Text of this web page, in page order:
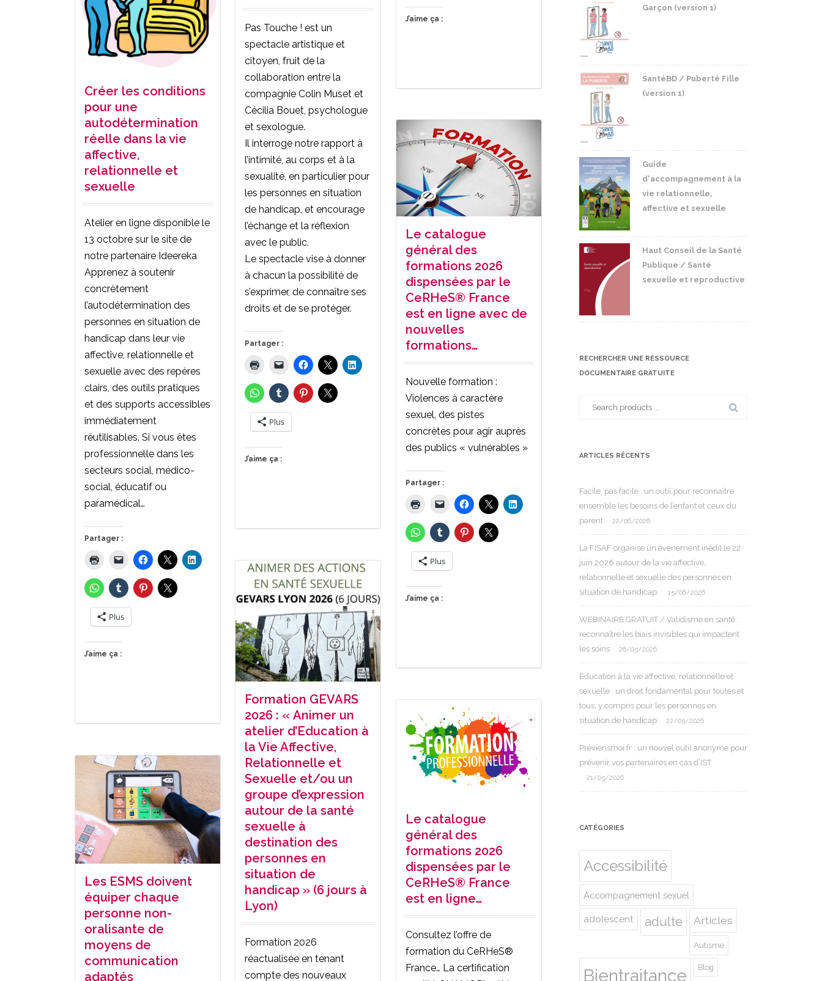
J’aime ça :
Pas Touche ! est un
spectacle artistique et
citoyen, fruit de la
collaboration entre la
compagnie Colin Muset et
Cécilia Bouet, psychologue
et sexologue.
Il interroge notre rapport à
l’intimité, au corps et à la
sexualité, en particulier pour
les personnes en situation
de handicap, et encourage
l’échange et la réflexion
avec le public.
Le spectacle vise à donner
à chacun la possibilité de
s’exprimer, de connaître ses
droits et de se protéger.
Partager :
Plus
J’aime ça :
Créer les conditions
pour une
autodétermination
réelle dans la vie
affective,
relationnelle et
sexuelle
Atelier en ligne disponible le
13 octobre sur le site de
notre partenaire Ideereka
Apprenez à soutenir
concrètement
l’autodétermination des
personnes en situation de
handicap dans leur vie
affective, relationnelle et
sexuelle avec des repères
clairs, des outils pratiques
et des supports accessibles
immédiatement
réutilisables. Si vous êtes
professionnel·le dans les
secteurs social, médico-
social, éducatif ou
paramédical…
Partager :
Plus
J’aime ça :
Le catalogue
général des
formations 2026
dispensées par le
CeRHeS® France
est en ligne avec de
nouvelles
formations…
Nouvelle formation :
Violences à caractère
sexuel, des pistes
concrètes pour agir auprès
des publics « vulnérables »
Partager :
Plus
J’aime ça :
Formation GEVARS
2026 : « Animer un
atelier d’Education à
la Vie Affective,
Relationnelle et
Sexuelle et/ou un
groupe d’expression
autour de la santé
sexuelle à
destination des
personnes en
situation de
handicap » (6 jours à
Lyon)
Formation 2026
réactualisée en tenant
compte des nouveaux
Le catalogue
général des
formations 2026
dispensées par le
CeRHeS® France
est en ligne…
Consultez l’offre de
formation du CeRHeS®
France… La certification
Les ESMS doivent
équiper chaque
personne non-
oralisante de
moyens de
communication
adaptés
Garçon (version 1)
SantéBD / Puberté Fille
(version 1)
Guide
d'accompagnement à la
vie relationnelle,
affective et sexuelle
Haut Conseil de la Santé
Publique / Santé
sexuelle et reproductive
RECHERCHER UNE RESSOURCE
DOCUMENTAIRE GRATUITE
ARTICLES RÉCENTS
Facile, pas facile : un outil pour reconnaître
ensemble les besoins de l’enfant et ceux du
parent
22/06/2026
La FISAF organise un événement inédit le 22
juin 2026 autour de la vie affective,
relationnelle et sexuelle des personnes en
situation de handicap.
15/06/2026
WEBINAIRE GRATUIT / Validisme en santé :
reconnaître les biais invisibles qui impactent
les soins
26/05/2026
Éducation à la vie affective, relationnelle et
sexuelle : un droit fondamental pour toutes et
tous, y compris pour les personnes en
situation de handicap
22/05/2026
Préviensmoi.fr : un nouvel outil anonyme pour
prévenir vos partenaires en cas d’IST
21/05/2026
CATÉGORIES
Accessibilité
Accompagnement sexuel
adolescent adulte Articles
Autisme
Bientraitance Blog